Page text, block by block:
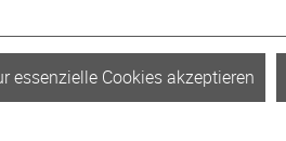
essenzielle Cookies akzeptieren